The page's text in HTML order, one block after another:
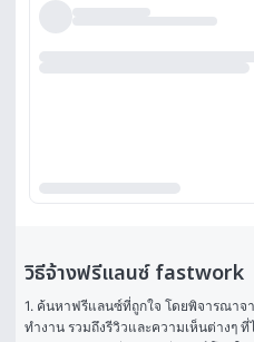
วิธีจ้างฟรีแลนซ์ fastwork
1. ค้นหาฟรีแลนซ์ที่ถูกใจ โดยพิจารณาจ
ทำงาน รวมถึงรีวิวและความเห็นต่างๆ ที่